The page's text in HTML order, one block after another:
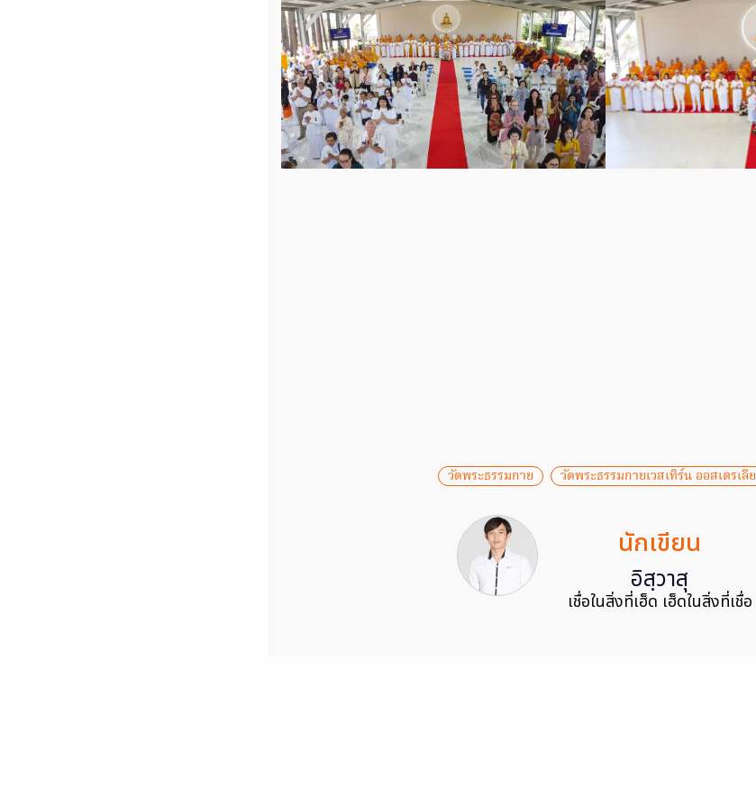
วัดพระธรรมกาย วัดพระธรรมกายเวสเทิร์น ออสเตรเลีย
นักเขียน
อิสฺวาสุ
เชื่อในสิ่งที่เฮ็ด เฮ็ดในสิ่งที่เชื่อ